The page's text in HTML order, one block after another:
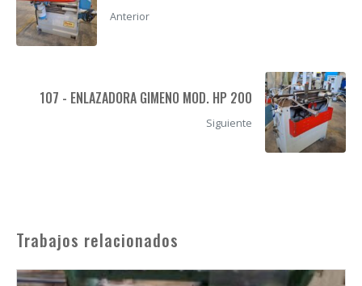
Anterior
107 - ENLAZADORA GIMENO MOD. HP 200
Siguiente
Trabajos relacionados